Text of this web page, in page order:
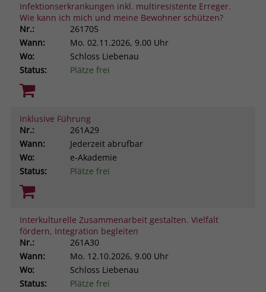
Infektionserkrankungen inkl. multiresistente Erreger.
Wie kann ich mich und meine Bewohner schützen?
Nr.:
261705
Wann:
Mo. 02.11.2026, 9.00 Uhr
Wo:
Schloss Liebenau
Status:
Plätze frei
Inklusive Führung
Nr.:
261A29
Wann:
Jederzeit abrufbar
Wo:
e-Akademie
Status:
Plätze frei
Interkulturelle Zusammenarbeit gestalten. Vielfalt
fördern, Integration begleiten
Nr.:
261A30
Wann:
Mo. 12.10.2026, 9.00 Uhr
Wo:
Schloss Liebenau
Status:
Plätze frei